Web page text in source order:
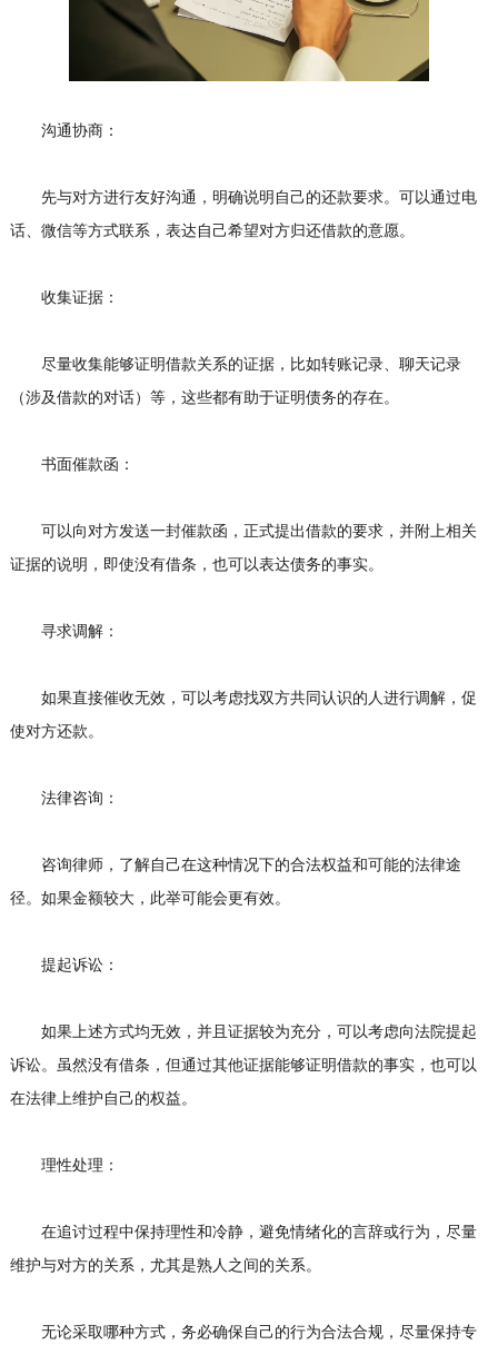
沟通协商：
先与对方进行友好沟通，明确说明自己的还款要求。可以通过电
话、微信等方式联系，表达自己希望对方归还借款的意愿。
收集证据：
尽量收集能够证明借款关系的证据，比如转账记录、聊天记录
（涉及借款的对话）等，这些都有助于证明债务的存在。
书面催款函：
可以向对方发送一封催款函，正式提出借款的要求，并附上相关
证据的说明，即使没有借条，也可以表达债务的事实。
寻求调解：
如果直接催收无效，可以考虑找双方共同认识的人进行调解，促
使对方还款。
法律咨询：
咨询律师，了解自己在这种情况下的合法权益和可能的法律途
径。如果金额较大，此举可能会更有效。
提起诉讼：
如果上述方式均无效，并且证据较为充分，可以考虑向法院提起
诉讼。虽然没有借条，但通过其他证据能够证明借款的事实，也可以
在法律上维护自己的权益。
理性处理：
在追讨过程中保持理性和冷静，避免情绪化的言辞或行为，尽量
维护与对方的关系，尤其是熟人之间的关系。
无论采取哪种方式，务必确保自己的行为合法合规，尽量保持专